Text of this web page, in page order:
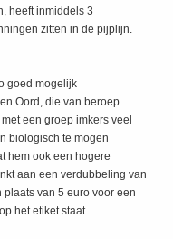
heeft inmiddels 3
zitten in de pijplijn.
goed mogelijk
Oord, die van beroep
een groep imkers veel
biologisch te mogen
hem ook een hogere
aan een verdubbeling van
van 5 euro voor een
het etiket staat.